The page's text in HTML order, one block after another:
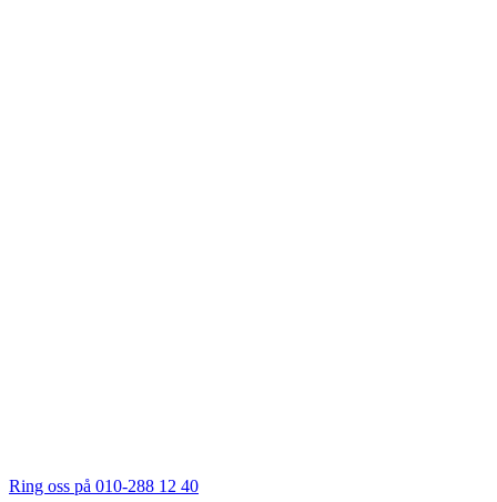
Ring oss på 010-288 12 40